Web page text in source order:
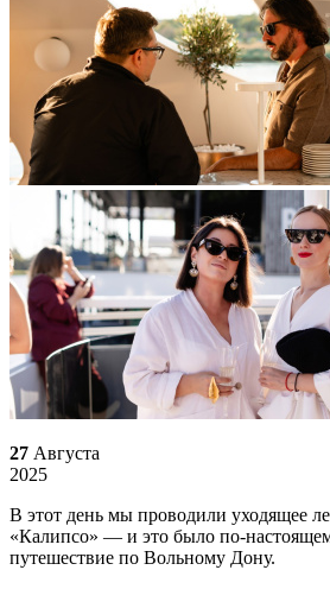
27 Августа
2025
В этот день мы проводили уходящее
«Калипсо» — и это было по-
путешествие по Вольному Дону.